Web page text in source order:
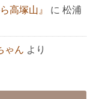
高塚山』 に松浦
ゃん より